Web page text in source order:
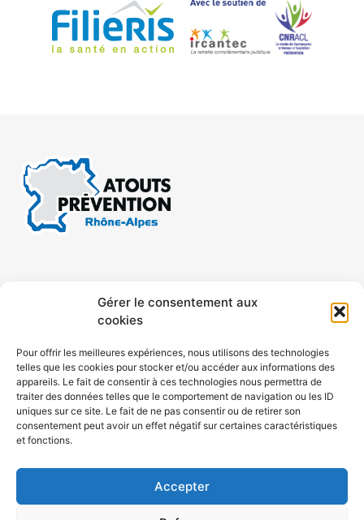
Gérer le consentement aux
cookies
Pour offrir les meilleures expériences, nous utilisons des technologies
telles que les cookies pour stocker et/ou accéder aux informations des
appareils. Le fait de consentir à ces technologies nous permettra de
traiter des données telles que le comportement de navigation ou les ID
uniques sur ce site. Le fait de ne pas consentir ou de retirer son
consentement peut avoir un effet négatif sur certaines caractéristiques
et fonctions.
Accepter
CONTACT MENTIONS LÉGALES
ACCESSIBILITÉ
POLITIQUE DE COOKIES (UE)